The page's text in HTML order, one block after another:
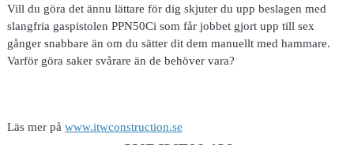
Vill du göra det ännu lättare för dig skjuter du upp beslagen med
slangfria gaspistolen PPN50Ci som får jobbet gjort upp till sex
gånger snabbare än om du sätter dit dem manuellt med hammare.
Varför göra saker svårare än de behöver vara?
Läs mer på www.itwconstruction.se